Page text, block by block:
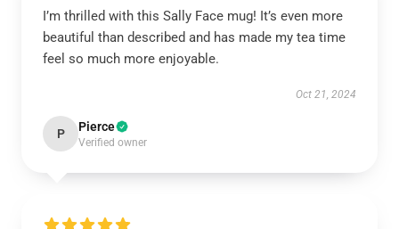
I’m thrilled with this Sally Face mug! It’s even more
beautiful than described and has made my tea time
feel so much more enjoyable.
Oct 21, 2024
P Pierce
Verified owner